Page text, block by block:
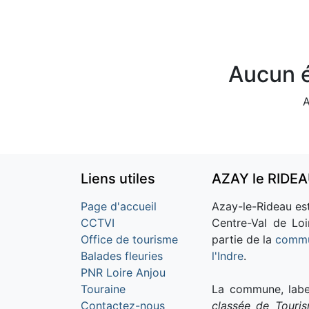
Aucun
Liens utiles
Page d'accueil
CCTVI
Office de tourisme
Balades fleuries
PNR Loire Anjou
Touraine
Contactez-nous
AZAY le
Azay-le-Rideau
Centre-Val de
partie de la
l'Indre.
La commune,
classée de